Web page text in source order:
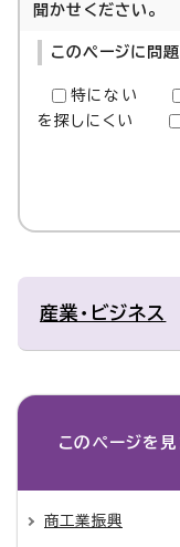
聞かせください。
このページに問
特にない
を探しにくい
産業・ビジネス
このページを
商工業振興